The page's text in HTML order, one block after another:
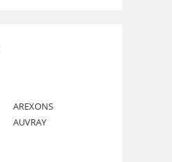
AREXONS
AUVRAY